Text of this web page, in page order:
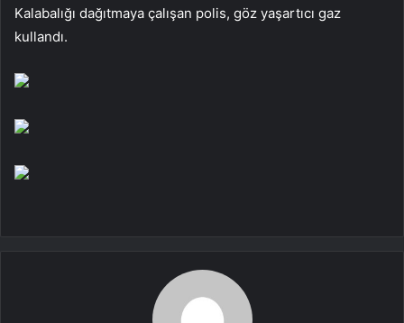
Kalabalığı dağıtmaya çalışan polis, göz yaşartıcı gaz
kullandı.